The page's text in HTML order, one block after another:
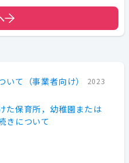
て（事業者向け）
2023
た保育所，幼稚園または
きについて